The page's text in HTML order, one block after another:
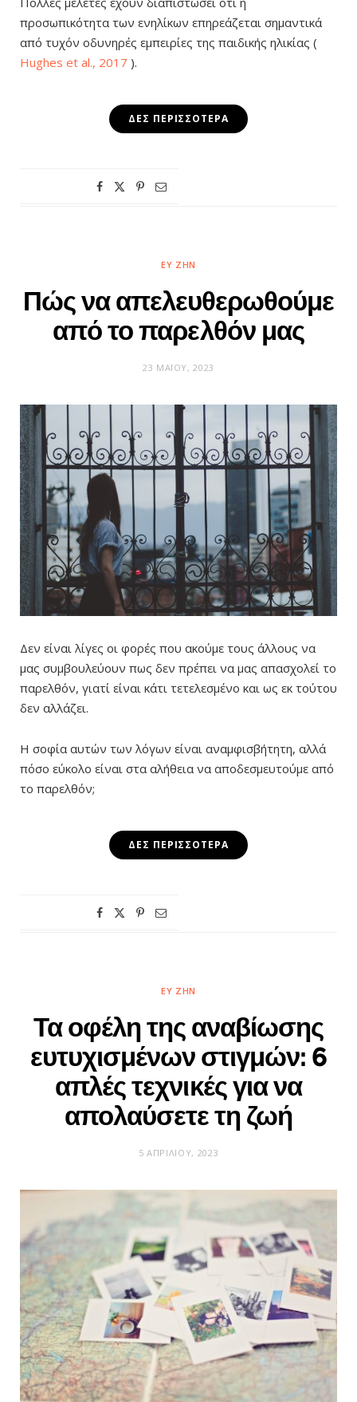
προσωπικότητα των ενηλίκων επηρεάζεται σημαντικά
από τυχόν οδυνηρές εμπειρίες της παιδικής ηλικίας (
Hughes et al., 2017 ).
ΔΕΣ ΠΕΡΙΣΣΌΤΕΡΑ
ΕΥ ΖΗΝ
Πώς να απελευθερωθούμε
από το παρελθόν μας
23 ΜΑΪ́ΟΥ, 2023
Δεν είναι λίγες οι φορές που ακούμε τους άλλους να
μας συμβουλεύουν πως δεν πρέπει να μας απασχολεί το
παρελθόν, γιατί είναι κάτι τετελεσμένο και ως εκ τούτου
δεν αλλάζει.
Η σοφία αυτών των λόγων είναι αναμφισβήτητη, αλλά
πόσο εύκολο είναι στα αλήθεια να αποδεσμευτούμε από
το παρελθόν;
ΔΕΣ ΠΕΡΙΣΣΌΤΕΡΑ
ΕΥ ΖΗΝ
Τα οφέλη της αναβίωσης
ευτυχισμένων στιγμών: 6
απλές τεχνικές για να
απολαύσετε τη ζωή
5 ΑΠΡΙΛΊΟΥ, 2023